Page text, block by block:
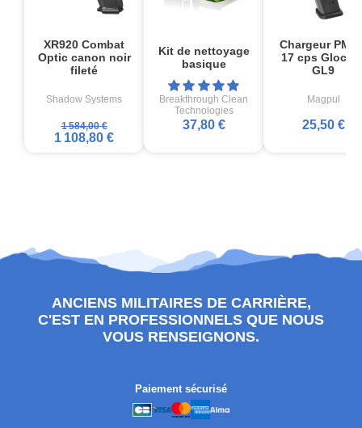
XR920 Combat
Optic canon noir
fileté
Shadow Systems
1 584,00 €
1 108,80 €
Kit de nettoyage
basique
Breakthrough Clean
Technologies
37,80 €
Chargeur
17 cps
GL9
Magpul
25,50 €
ANCIENS MILITAIRES DE CARRIÈRE,
C'EST EN PROFESSIONNELS QUE NOUS
VOUS RENSEIGNONS.
Paiement sécurisé